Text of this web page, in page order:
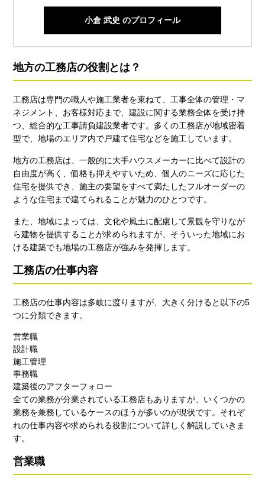
小倉 武史 のプロフィール
地方の工務店の役割とは？
工務店は専門の職人や施工業者を束ねて、工事全体の管理・マ
ネジメント、お客様対応まで、建設に関する業務全体を受け持
つ、総合的な工事請負建設業者です。多くの工務店が地域密着
型で、地場のエリア内で戸建て住宅などを施工しています。
地方の工務店は、一般的に大手ハウスメーカーに比べて設計の
自由度が高く、価格も抑えやすいため、個人のニーズに応じた
住宅を提供でき、施主の要望をすべて満たしたフルオーダーの
ような住宅まで建てられることが魅力のひとつです。
また、地域によっては、文化や風土に配慮して景観を守りなが
ら建物を提供することが求められますが、そういった地域にお
ける建築でも地場の工務店が強みを発揮します。
工務店の仕事内容
工務店の仕事内容は多岐に渡りますが、大きく分けると以下の5
つに分類できます。
営業職
設計職
施工管理
事務職
建築後のアフターフォロー
全ての業務が分業されている工務店もありますが、いくつかの
業務を兼務しているケースのほうが多いのが現状です。それぞ
れの仕事内容や求められる役割について詳しく解説していきま
す。
営業職